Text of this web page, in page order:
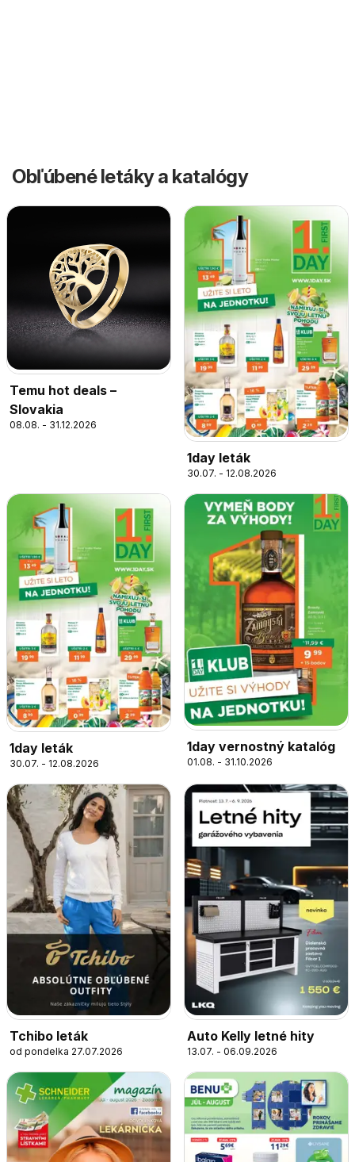
Obľúbené letáky a katalógy
Temu hot deals –
Slovakia
08.08. - 31.12.2026
1day leták
30.07. - 12.08.2026
1day leták
30.07. - 12.08.2026
1day vernostný katalóg
01.08. - 31.10.2026
Tchibo leták
od pondelka 27.07.2026
Auto Kelly letné hity
13.07. - 06.09.2026